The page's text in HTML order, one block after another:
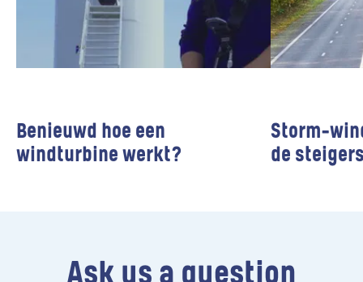
Benieuwd hoe een
windturbine werkt?
Storm-
de